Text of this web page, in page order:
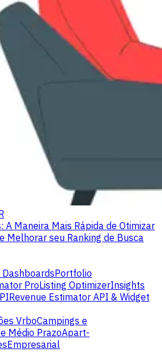
A Maneira Mais Rápida de Otimizar
Melhorar seu Ranking de Busca
Portfolio
ProListing OptimizerInsights
Revenue Estimator API & Widget
VrboCampings e
Médio PrazoApart-
Empresarial